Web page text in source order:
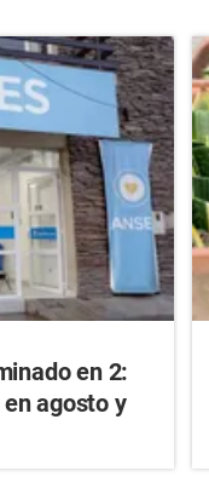
en 2:
agosto y